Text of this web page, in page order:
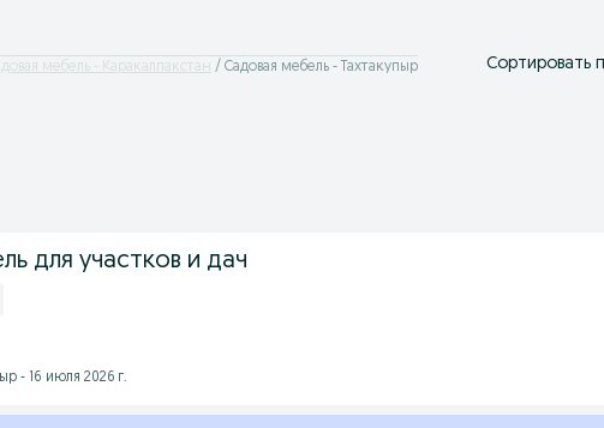
мебель - Каракалпакстан Садовая мебель - Тахтакупыр Сортировать
для участков и дач
- 16 июля 2026 г.